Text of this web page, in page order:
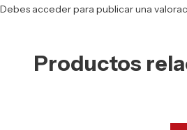
Debes accederpara publicar una
Productos